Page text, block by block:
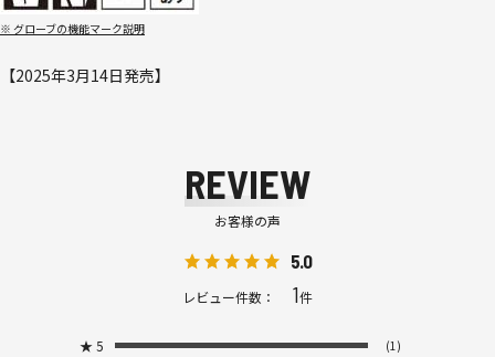
※ グローブの機能マーク説明
【2025年3月14日発売】
REVIEW
お客様の声
5.0
レビュー件数： 1件
★ 5 (1)